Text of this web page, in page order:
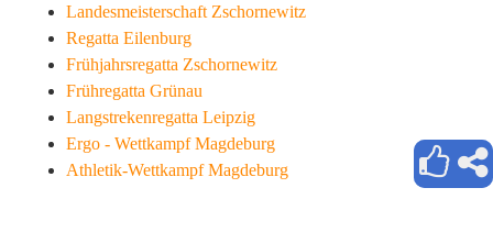
Landesmeisterschaft Zschornewitz
Regatta Eilenburg
Frühjahrsregatta Zschornewitz
Frühregatta Grünau
Langstrekenregatta Leipzig
Ergo - Wettkampf Magdeburg
Athletik-Wettkampf Magdeburg